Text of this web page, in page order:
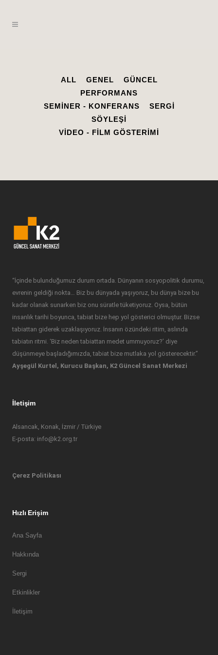
ALL GENEL
GÜNCEL
PERFORMANS
SEMINER - KONFERANS
SERGI
SÖYLEŞI
VIDEO - FILM GÖSTERIMI
“İçinde bulunduğumuz durum ortada. Dünyanın sosyopolitik durumu,
evrenin geldiği nokta… Biz bu dünyada yaşıyoruz, bu dünya bize bu
kadar olanak sunarken biz onu süratle tüketiyoruz. Oysa, bütün
insanlık tarihi boyunca, tabiat bize hep yol gösterici olmuştur. Bizse
tabiattan giderek uzaklaşıyoruz. İnsanın özündeki ritim, aslında
tabiatın ritmi. ‘Biz neden tabiattan medet ummuyoruz?’ diye
düşünmeye başladığımızda, tabiat bize mutlaka yol gösterecektir.”
Ayşegül Kurtel, Kurucu Başkan, K2 Güncel Sanat Merkezi
İletişim
Alsancak, Konak, İzmir / Türkiye
E-posta: info@k2.org.tr
Çerez Politikası
Hızlı Erişim
Ana Sayfa
Hakkında
Sergi
Etkinlikler
İletişim